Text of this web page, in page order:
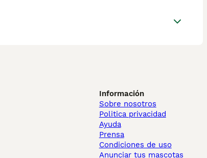
Información
Sobre nosotros
Politica privacidad
Ayuda
Prensa
Condiciones de uso
Anunciar tus mascotas